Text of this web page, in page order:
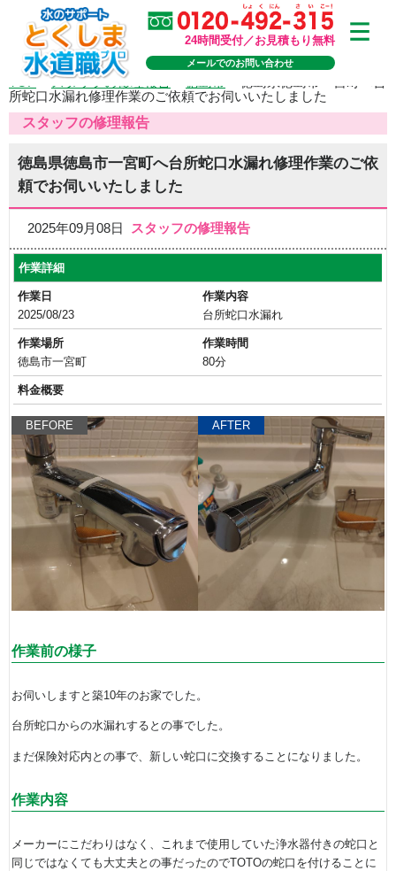
24時間受付／お見積もり無料
メールでのお問い合わせ
TOP>スタッフの修理報告
所蛇口水漏れ修理作業のご依頼でお伺いいたしました
スタッフの修理報告
徳島県徳島市一宮町へ台所蛇口水漏れ修理作業のご依
頼でお伺いいたしました
2025年09月08日 スタッフの修理報告
作業詳細
作業日
2025/08/23
作業内容
台所蛇口水漏れ
作業場所
徳島市一宮町
作業時間
80分
料金概要
BEFORE AFTER
作業前の様子
お伺いしますと築10年のお家でした。
台所蛇口からの水漏れするとの事でした。
まだ保険対応内との事で、新しい蛇口に交換することになりました。
作業内容
メーカーにこだわりはなく、これまで使用していた浄水器付きの蛇口と
同じではなくても大丈夫との事だったのでTOTOの蛇口を付けることに